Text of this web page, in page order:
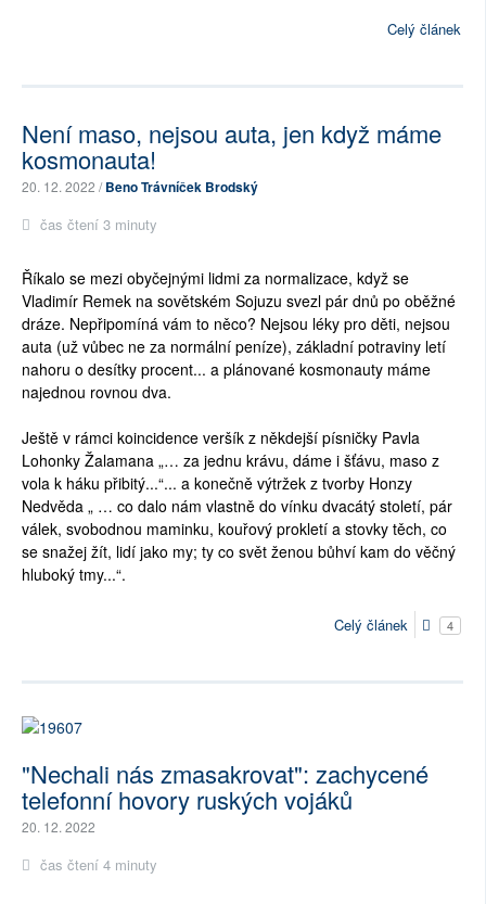
Celý článek
Není maso, nejsou auta, jen když máme
kosmonauta!
20. 12. 2022 /Beno Trávníček Brodský
čas čtení 3 minuty
Říkalo se mezi obyčejnými lidmi za normalizace, když se
Vladimír Remek na sovětském Sojuzu svezl pár dnů po oběžné
dráze. Nepřipomíná vám to něco? Nejsou léky pro děti, nejsou
auta (už vůbec ne za normální peníze), základní potraviny letí
nahoru o desítky procent... a plánované kosmonauty máme
najednou rovnou dva.
Ještě v rámci koincidence veršík z někdejší písničky Pavla
Lohonky Žalamana „… za jednu krávu, dáme i šťávu, maso z
vola k háku přibitý...“... a konečně výtržek z tvorby Honzy
Nedvěda „ … co dalo nám vlastně do vínku dvacátý století, pár
válek, svobodnou maminku, kouřový prokletí a stovky těch, co
se snažej žít, lidí jako my; ty co svět ženou bůhví kam do věčný
hluboký tmy...“.
Celý článek 4
"Nechali nás zmasakrovat": zachycené
telefonní hovory ruských vojáků
20. 12. 2022
čas čtení 4 minuty